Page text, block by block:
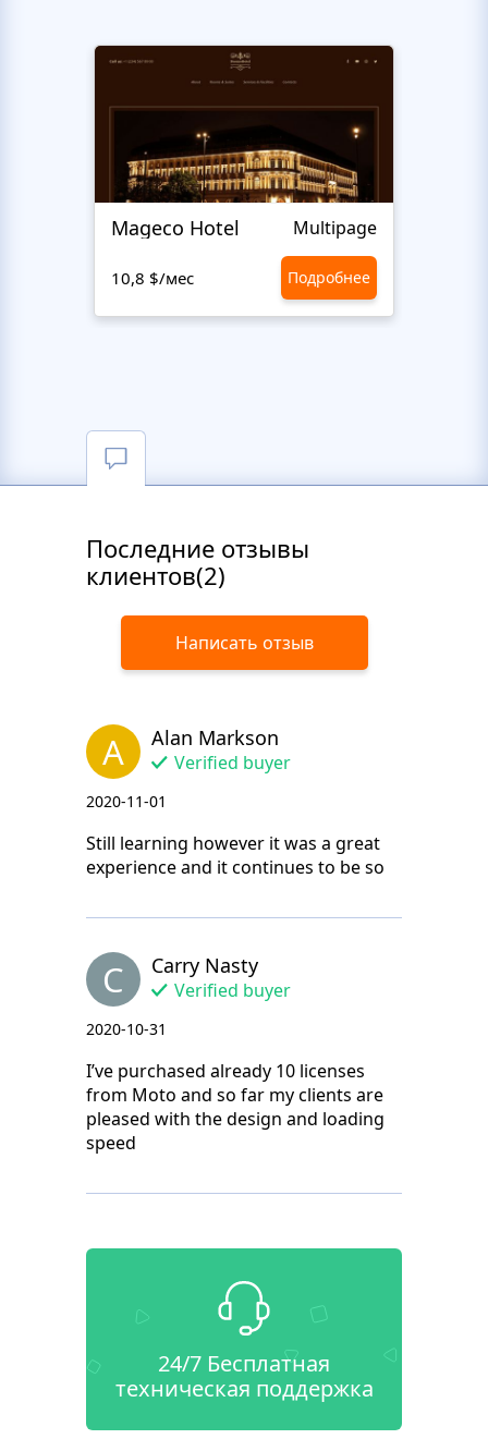
Mageco Hotel Multipage
10,8 $/мес Подробнее
Последние отзывы
клиентов(2)
Написать отзыв
A Alan Markson
Verified buyer
2020-11-01
Still learning however it was a great
experience and it continues to be so
C Carry Nasty
Verified buyer
2020-10-31
I’ve purchased already 10 licenses
from Moto and so far my clients are
pleased with the design and loading
speed
24/7 Бесплатная
техническая поддержка